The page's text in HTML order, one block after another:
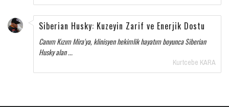
Siberian Husky: Kuzeyin Zarif ve Enerjik Dostu
Canım Kızım Mira'ya, klinisyen hekimlik hayatım boyunca Siberian
Husky alan ...
Kurtcebe KARA